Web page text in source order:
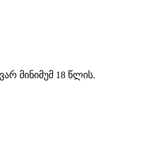
მინიმუმ 18 წლის.